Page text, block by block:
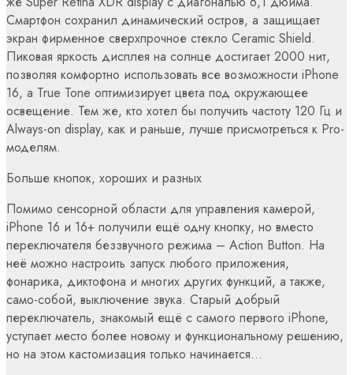
Смартфон сохранил динамический остров, а защищает
экран фирменное сверхпрочное стекло Ceramic Shield.
Пиковая яркость дисплея на солнце достигает 2000 нит,
позволяя комфортно использовать все возможности iPhone
16, а True Tone оптимизирует цвета под окружающее
освещение. Тем же, кто хотел бы получить частоту 120 Гц и
Always-on display, как и раньше, лучше присмотреться к Pro-
моделям.
Больше кнопок, хороших и разных
Помимо сенсорной области для управления камерой,
iPhone 16 и 16+ получили ещё одну кнопку, но вместо
переключателя беззвучного режима – Action Button. На
неё можно настроить запуск любого приложения,
фонарика, диктофона и многих других функций, а также,
само-собой, выключение звука. Старый добрый
переключатель, знакомый ещё с самого первого iPhone,
уступает место более новому и функциональному решению,
но на этом кастомизация только начинается…